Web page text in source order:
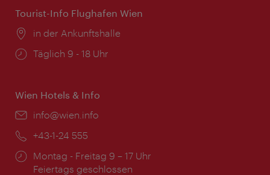
Tourist-Info Flughafen Wien
Ort:
in der Ankunftshalle
Öffnungszeiten:
Täglich 9 - 18 Uhr
Wien Hotels & Info
Email:
info@wien.info
Telefon:
+43-1-24 555
Öffnungszeiten:
Montag - Freitag 9 – 17 Uhr
Feiertags geschlossen